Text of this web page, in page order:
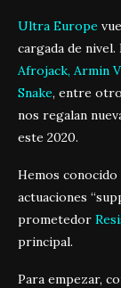
Ultra Europe
cargada de
Afrojack, Armin
Snake, entre
nos regalan
este 2020.
Hemos
actuaciones
prometedor
principal.
Para empezar,